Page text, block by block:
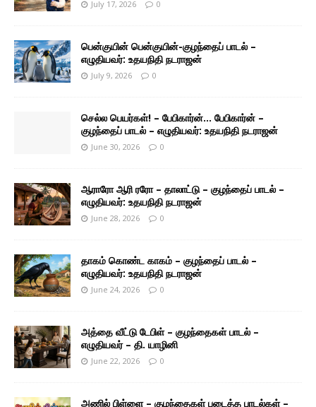
July 17, 2026 0
பென்குயின் பென்குயின்-குழந்தைப் பாடல் –
எழுதியவர்: உதயநிதி நடராஜன்
July 9, 2026 0
செல்ல பெயர்கள்! – பேபிகார்ன்… பேபிகார்ன் –
குழந்தைப் பாடல் – எழுதியவர்: உதயநிதி நடராஜன்
June 30, 2026 0
ஆராரோ ஆரி ரரோ – தாலாட்டு – குழந்தைப் பாடல் –
எழுதியவர்: உதயநிதி நடராஜன்
June 28, 2026 0
தாகம் கொண்ட காகம் – குழந்தைப் பாடல் –
எழுதியவர்: உதயநிதி நடராஜன்
June 24, 2026 0
அத்தை வீட்டு டேபிள் – குழந்தைகள் பாடல் –
எழுதியவர் – தி. யாழினி
June 22, 2026 0
அணில் பிள்ளை – குழந்தைகள் படைத்த பாடல்கள் –